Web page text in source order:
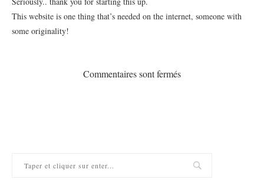
This website is one thing that’s needed on the internet, someone with
some originality!
Commentaires sont fermés